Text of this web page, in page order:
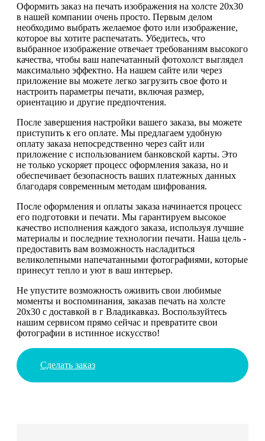
Оформить заказ на печать изображения на холсте 20х30
в нашей компании очень просто. Первым делом
необходимо выбрать желаемое фото или изображение,
которое вы хотите распечатать. Убедитесь, что
выбранное изображение отвечает требованиям высокого
качества, чтобы ваш напечатанный фотохолст выглядел
максимально эффектно. На нашем сайте или через
приложение вы можете легко загрузить свое фото и
настроить параметры печати, включая размер,
ориентацию и другие предпочтения.
После завершения настройки вашего заказа, вы можете
приступить к его оплате. Мы предлагаем удобную
оплату заказа непосредственно через сайт или
приложение с использованием банковской карты. Это
не только ускоряет процесс оформления заказа, но и
обеспечивает безопасность ваших платежных данных
благодаря современным методам шифрования.
После оформления и оплаты заказа начинается процесс
его подготовки и печати. Мы гарантируем высокое
качество исполнения каждого заказа, используя лучшие
материалы и последние технологии печати. Наша цель -
предоставить вам возможность насладиться
великолепными напечатанными фотографиями, которые
принесут тепло и уют в ваш интерьер.
Не упустите возможность оживить свои любимые
моменты и воспоминания, заказав печать на холсте
20х30 с доставкой в г Владикавказ. Воспользуйтесь
нашим сервисом прямо сейчас и превратите свои
фотографии в истинное искусство!
Сделать заказ